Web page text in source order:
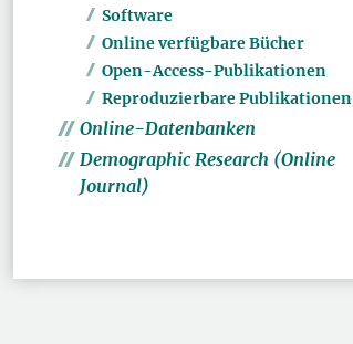
Software
Online verfügbare Bücher
Open-Access-Publikationen
Reproduzierbare Publikationen
Online-Datenbanken
Demographic Research (Online
Journal)